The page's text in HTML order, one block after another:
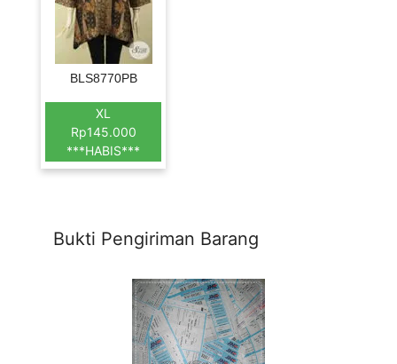
BLS8770PB
XL
Rp145.000
***HABIS***
Bukti Pengiriman Barang